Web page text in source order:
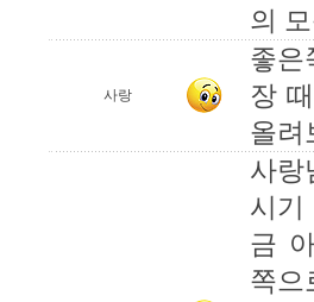
의
사랑
좋은
장
올려
사랑
시기
금
쪽으